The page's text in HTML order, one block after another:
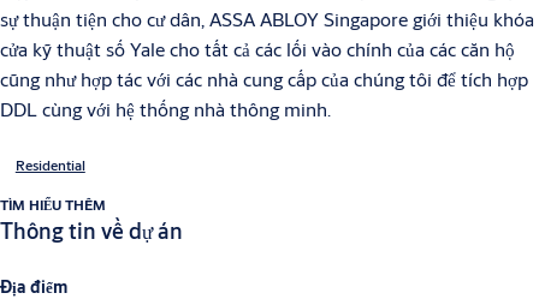
sự thuận tiện cho cư dân, ASSA ABLOY Singapore giới thiệu khóa
cửa kỹ thuật số Yale cho tất cả các lối vào chính của các căn hộ
cũng như hợp tác với các nhà cung cấp của chúng tôi để tích hợp
DDL cùng với hệ thống nhà thông minh.
Residential
TÌM HIỂU THÊM
Thông tin về dự án
Địa điểm